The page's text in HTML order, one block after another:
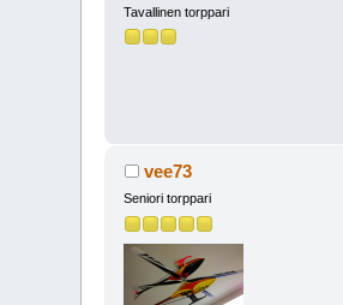
Tavallinen torppari
vee73
Seniori torppari